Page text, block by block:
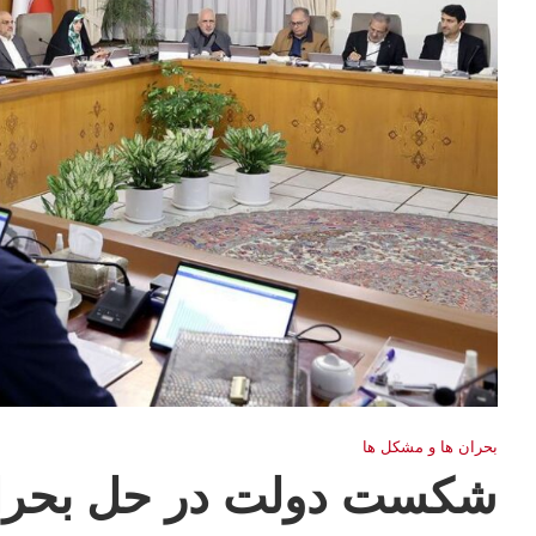
بحران ها و مشكل ها
شکست دولت در حل